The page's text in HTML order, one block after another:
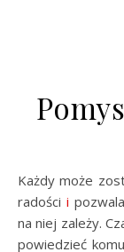
Każdy może zostać Świętym Mikołajem. To daje mnóstwo
radości i
na niej zależy.
powiedzieć